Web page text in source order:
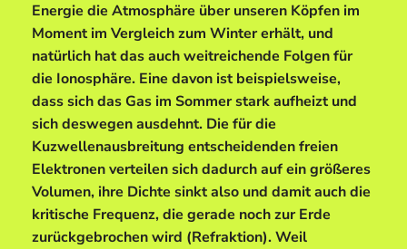
Energie die Atmosphäre über unseren Köpfen im
Moment im Vergleich zum Winter erhält, und
natürlich hat das auch weitreichende Folgen für
die Ionosphäre. Eine davon ist beispielsweise,
dass sich das Gas im Sommer stark aufheizt und
sich deswegen ausdehnt. Die für die
Kuzwellenausbreitung entscheidenden freien
Elektronen verteilen sich dadurch auf ein größeres
Volumen, ihre Dichte sinkt also und damit auch die
kritische Frequenz, die gerade noch zur Erde
zurückgebrochen wird (Refraktion). Weil